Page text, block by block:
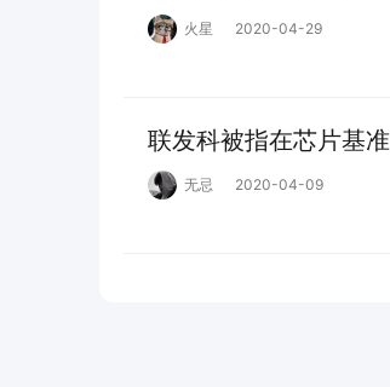
火星 2020-04-29
联发科被指在芯片基
无忌 2020-04-09